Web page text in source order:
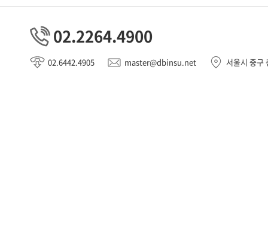
02.2264.4900
02.6442.4905 master@dbinsu.net 서울시 중구